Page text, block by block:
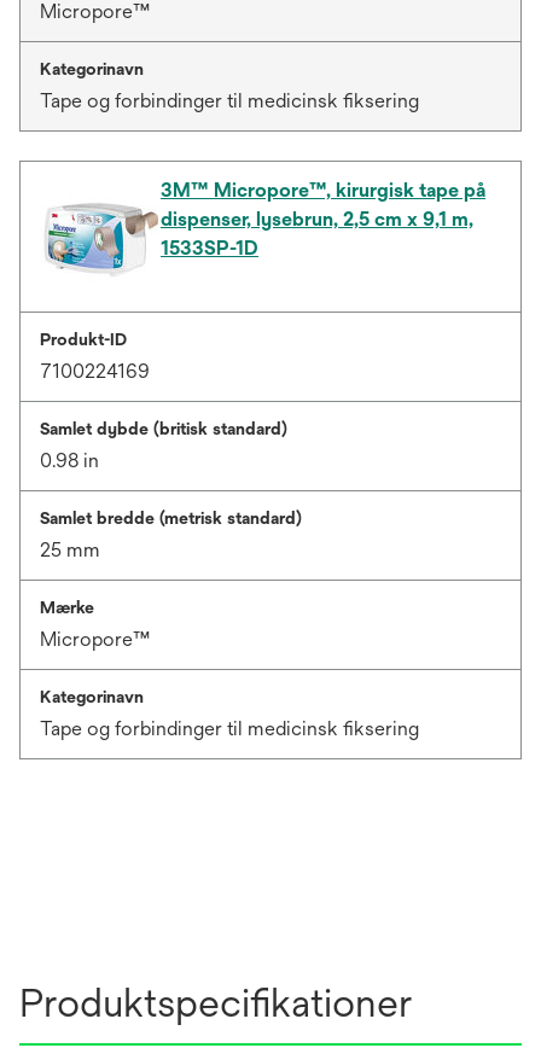
Micropore™
Kategorinavn
Tape og forbindinger til medicinsk fiksering
3M™ Micropore™, kirurgisk tape på
dispenser, lysebrun, 2,5 cm x 9,1 m,
1533SP-1D
Produkt-ID
7100224169
Samlet dybde (britisk standard)
0.98 in
Samlet bredde (metrisk standard)
25 mm
Mærke
Micropore™
Kategorinavn
Tape og forbindinger til medicinsk fiksering
Produktspecifikationer